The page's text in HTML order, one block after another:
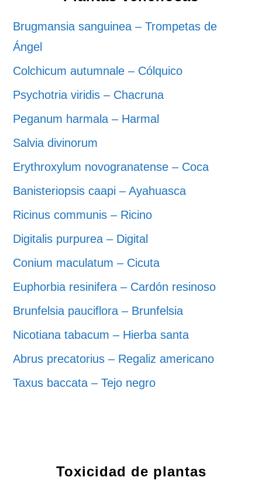
Brugmansia sanguinea – Trompetas de
Ángel
Colchicum autumnale – Cólquico
Psychotria viridis – Chacruna
Peganum harmala – Harmal
Salvia divinorum
Erythroxylum novogranatense – Coca
Banisteriopsis caapi – Ayahuasca
Ricinus communis – Ricino
Digitalis purpurea – Digital
Conium maculatum – Cicuta
Euphorbia resinifera – Cardón resinoso
Brunfelsia pauciflora – Brunfelsia
Nicotiana tabacum – Hierba santa
Abrus precatorius – Regaliz americano
Taxus baccata – Tejo negro
Toxicidad de plantas